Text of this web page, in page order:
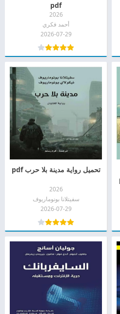
pdf
2026
أحمد فكري
2026-07-29
تحميل رواية مدينة بلا حرب pdf
2026
سفيتلانا بونوماريوف
2026-07-29